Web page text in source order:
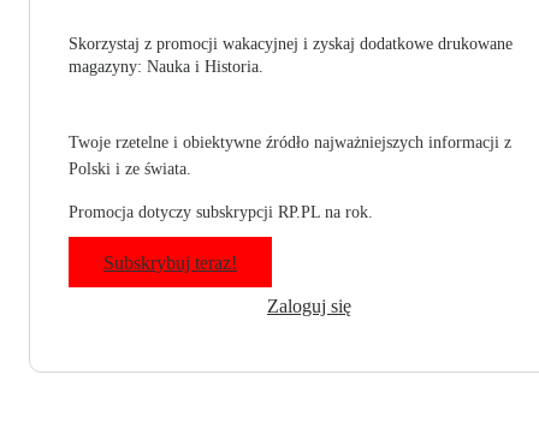
Skorzystaj z promocji wakacyjnej i zyskaj dodatkowe drukowane
magazyny: Nauka i Historia.
Twoje rzetelne i obiektywne źródło najważniejszych informacji z
Polski i ze świata.
Promocja dotyczy subskrypcji RP.PL na rok.
Subskrybuj teraz!
Zaloguj się